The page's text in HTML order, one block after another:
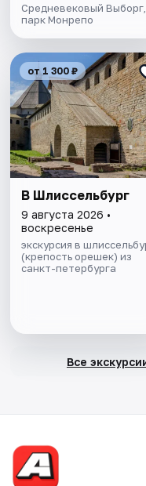
Средневековый Выборг,
парк Монрепо
от 1 300 ₽
В Шлиссельбург
9 августа 2026 •
воскресенье
экскурсия в
(крепость орешек) из
санкт-петербурга
Все